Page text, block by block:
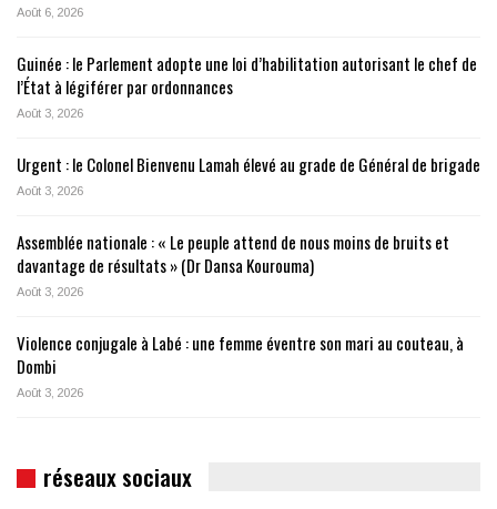
Août 6, 2026
Guinée : le Parlement adopte une loi d’habilitation autorisant le chef de
l’État à légiférer par ordonnances
Août 3, 2026
Urgent : le Colonel Bienvenu Lamah élevé au grade de Général de brigade
Août 3, 2026
Assemblée nationale : « Le peuple attend de nous moins de bruits et
davantage de résultats » (Dr Dansa Kourouma)
Août 3, 2026
Violence conjugale à Labé : une femme éventre son mari au couteau, à
Dombi
Août 3, 2026
réseaux sociaux